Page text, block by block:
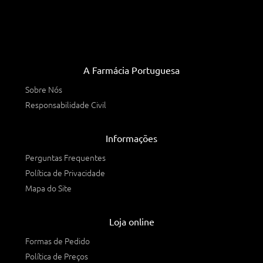
A Farmácia Portuguesa
Sobre Nós
Responsabilidade Civil
Informações
Perguntas Frequentes
Política de Privacidade
Mapa do Site
Loja online
Formas de Pedido
Política de Preços